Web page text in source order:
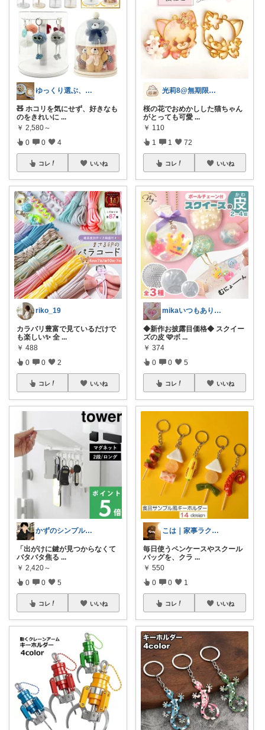
ゆっくり選ぶ、省エネ生活ROOM🌙
🧸 ホコリを気にせず、好きなも
のをきれいに ...
￥ 2,580～
0 0 4
コレ いいね
riko_19
カラバリ豊富で見ているだけで
も楽しい✨ 全 ...
￥ 488
0 0 2
コレ いいね
かずのシンプル生活｜一生モノに出会う場所
​「出がけに鍵が見つからなくて
バタバタ焦る ...
￥ 2,420～
0 0 5
コレ いいね
光莉8@無期限休止中。
桜の花でおめかしした猫ちゃん
がとっても可愛 ...
￥ 110
1 1 72
コレ いいね
mikaいつもありがとうございます♡
◆新作お披露目価格◆ スクイー
ズの皮 🩷ボ ...
￥ 374
0 0 5
コレ いいね
こは｜家事ラクと暮らしの趣味↗️楽天市場
毎日使うペンケースやスクール
バッグを、クラ ...
￥ 550
0 0 1
コレ いいね